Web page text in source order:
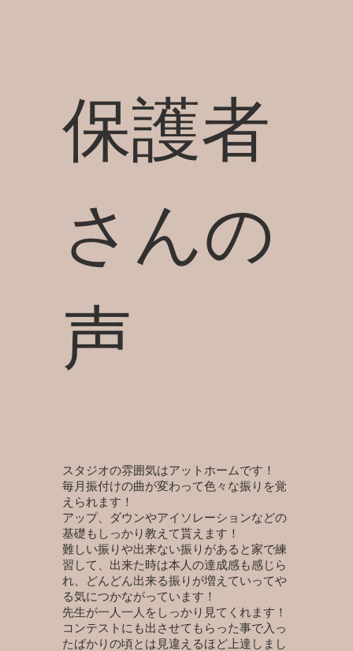
保護者
さんの
声
スタジオの雰囲気はアットホームです！
毎月振付けの曲が変わって色々な振りを覚
えられます！
アップ、ダウンやアイソレーションなどの
基礎もしっかり教えて貰えます！
難しい振りや出来ない振りがあると家で練
習して、出来た時は本人の達成感も感じら
れ、どんどん出来る振りが増えていってや
る気につかながっています！
先生が一人一人をしっかり見てくれます！
コンテストにも出させてもらった事で入っ
たばかりの頃とは見違えるほど上達しまし